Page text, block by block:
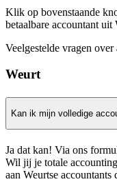
Klik op bovenstaande
betaalbare accountant uit
Veelgestelde vragen
Weurt
Kan ik mijn volledige
Ja dat kan! Via ons
Wil jij je totale
aan Weurtse